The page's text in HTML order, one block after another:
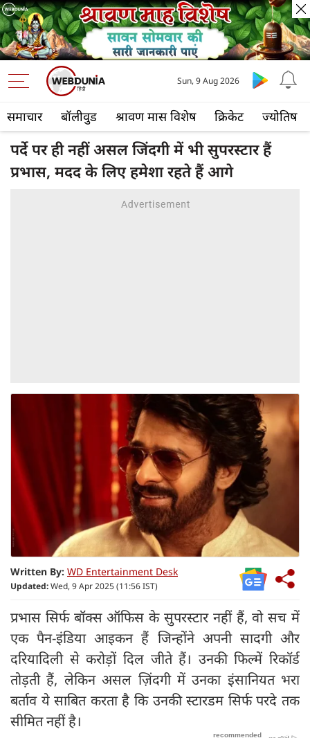
समाचार बॉलीवुड श्रावण मास विशेष क्रिकेट ज्योतिष
Sun, 9 Aug 2026
पर्दे पर ही नहीं असल जिंदगी में भी सुपरस्टार हैं
प्रभास, मदद के लिए हमेशा रहते हैं आगे
Written By: WD Entertainment Desk
Updated:Wed, 9 Apr 2025 (11:56 IST)
प्रभास सिर्फ बॉक्स ऑफिस के सुपरस्टार नहीं हैं, वो सच में
एक पैन-इंडिया आइकन हैं जिन्होंने अपनी सादगी और
दरियादिली से करोड़ों दिल जीते हैं। उनकी फिल्में रिकॉर्ड
तोड़ती हैं, लेकिन असल ज़िंदगी में उनका इंसानियत भरा
बर्ताव ये साबित करता है कि उनकी स्टारडम सिर्फ परदे तक
सीमित नहीं है।